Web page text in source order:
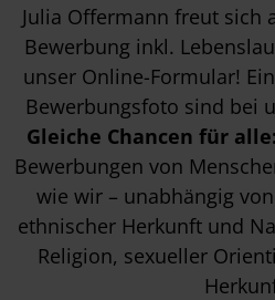
Julia Offermann freut sich
Bewerbung inkl.
unser Online-Formular!
Bewerbungsfoto sind bei
Gleiche Chancen für alle:
Bewerbungen von
wie wir – unabhängig
ethnischer Herkunft und
Religion, sexueller